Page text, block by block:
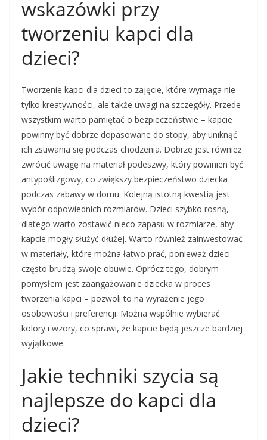
wskazówki przy
tworzeniu kapci dla
dzieci?
Tworzenie kapci dla dzieci to zajęcie, które wymaga nie
tylko kreatywności, ale także uwagi na szczegóły. Przede
wszystkim warto pamiętać o bezpieczeństwie – kapcie
powinny być dobrze dopasowane do stopy, aby uniknąć
ich zsuwania się podczas chodzenia. Dobrze jest również
zwrócić uwagę na materiał podeszwy, który powinien być
antypoślizgowy, co zwiększy bezpieczeństwo dziecka
podczas zabawy w domu. Kolejną istotną kwestią jest
wybór odpowiednich rozmiarów. Dzieci szybko rosną,
dlatego warto zostawić nieco zapasu w rozmiarze, aby
kapcie mogły służyć dłużej. Warto również zainwestować
w materiały, które można łatwo prać, ponieważ dzieci
często brudzą swoje obuwie. Oprócz tego, dobrym
pomysłem jest zaangażowanie dziecka w proces
tworzenia kapci – pozwoli to na wyrażenie jego
osobowości i preferencji. Można wspólnie wybierać
kolory i wzory, co sprawi, że kapcie będą jeszcze bardziej
wyjątkowe.
Jakie techniki szycia są
najlepsze do kapci dla
dzieci?